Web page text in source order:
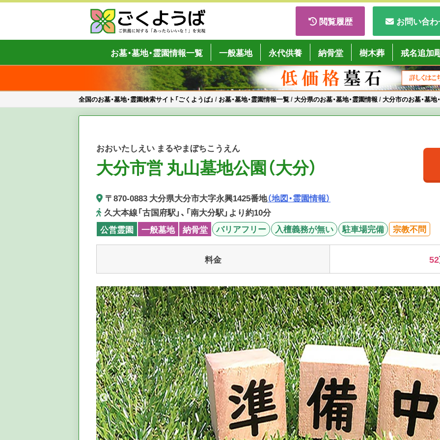
Skip
全国のお墓・墓地・霊園検索サイト「ごくようば」
ご供養をもっと身近に
閲覧履歴 お問い合
お墓・墓地・霊園情報一覧 一般墓地 永代供養 納骨堂 樹木葬 戒名追加
全国のお墓・墓地・霊園検索サイト「ごくようば」 / お墓・墓地・霊園情報一覧/大分県のお墓・墓地・霊園情報 /大分市のお墓・墓地
おおいたしえい まるやまぼちこうえん
大分市営 丸山墓地公園（大分）
〒870-0883 大分県大分市大字永興1425番地（地図・霊園情報）
久大本線「古国府駅」、「南大分駅」より約10分
公営霊園
一般墓地 納骨堂 バリアフリー 入檀義務が無い 駐車場完備 宗教不問
料金 52